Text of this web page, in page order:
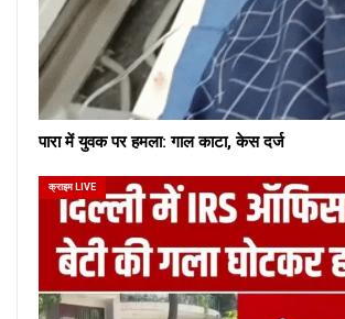
पारा में युवक पर हमला: गाल काटा, केस दर्ज
क्राइम LIVE